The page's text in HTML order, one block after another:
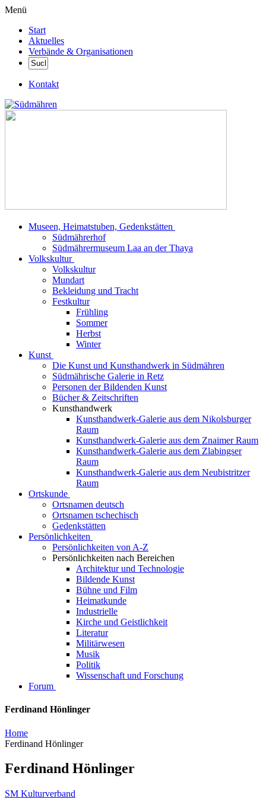
Menü
Start
Aktuelles
Verbände & Organisationen
Kontakt
Museen, Heimatstuben, Gedenkstätten
Südmährerhof
Südmährermuseum Laa an der Thaya
Volkskultur
Volkskultur
Mundart
Bekleidung und Tracht
Festkultur
Frühling
Sommer
Herbst
Winter
Kunst
Die Kunst und Kunsthandwerk in Südmähren
Südmährische Galerie in Retz
Personen der Bildenden Kunst
Bücher & Zeitschriften
Kunsthandwerk
Kunsthandwerk-Galerie aus dem Nikolsburger
Raum
Kunsthandwerk-Galerie aus dem Znaimer Raum
Kunsthandwerk-Galerie aus dem Zlabingser
Raum
Kunsthandwerk-Galerie aus dem Neubistritzer
Raum
Ortskunde
Ortsnamen deutsch
Ortsnamen tschechisch
Gedenkstätten
Persönlichkeiten
Persönlichkeiten von A-Z
Persönlichkeiten nach Bereichen
Architektur und Technologie
Bildende Kunst
Bühne und Film
Heimatkunde
Industrielle
Kirche und Geistlichkeit
Literatur
Militärwesen
Musik
Politik
Wissenschaft und Forschung
Forum
Ferdinand Hönlinger
Home
Ferdinand Hönlinger
Ferdinand Hönlinger
SM Kulturverband